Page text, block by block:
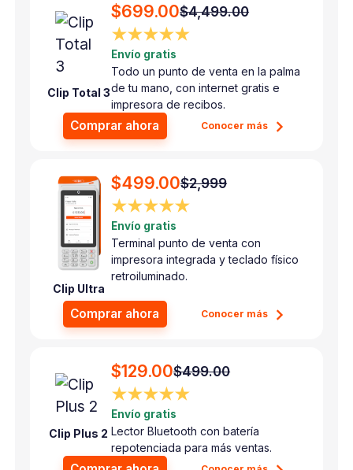
Clip Total 3
$699.00$4,499.00
★★★★★
Envío gratis
Todo un punto de venta en la palma
de tu mano, con internet gratis e
impresora de recibos.
Comprar ahora Conocer más
Clip Ultra
$499.00$2,999
★★★★★
Envío gratis
Terminal punto de venta con
impresora integrada y teclado físico
retroiluminado.
Comprar ahora Conocer más
Clip Plus 2
$129.00$499.00
★★★★★
Envío gratis
Lector Bluetooth con batería
repotenciada para más ventas.